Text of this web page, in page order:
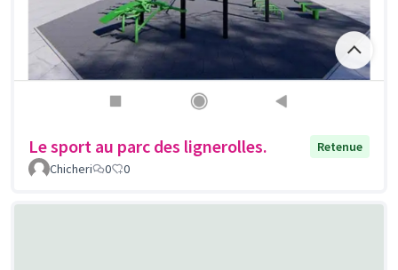
Le sport au parc des lignerolles.
Retenue
Chicheri
0 0